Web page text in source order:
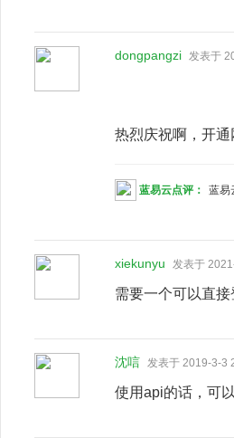
dongpangzi 发表于
热烈庆祝啊，开
蓝易云点评： 蓝易
xiekunyu 发表于
需要一个可以直
沈唁 发表于 2019-3-3
使用api的话，可